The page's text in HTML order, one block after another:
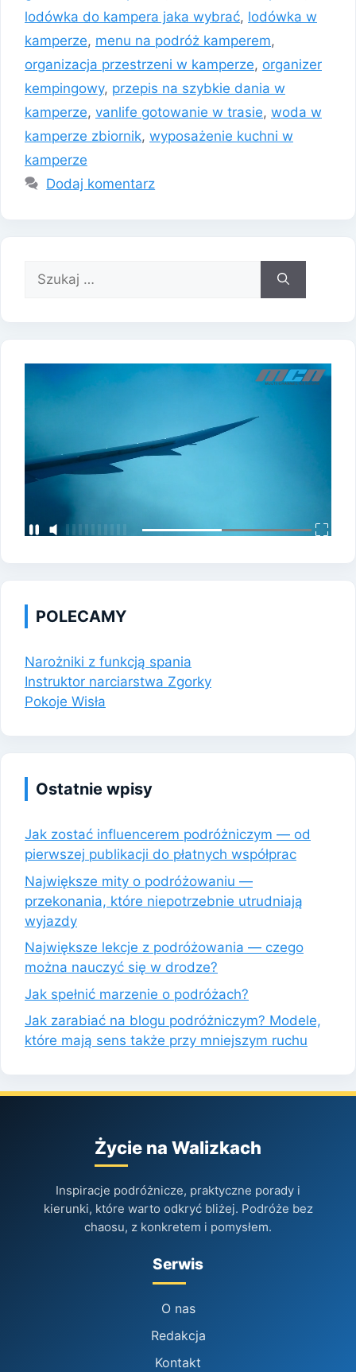
lodówka do kampera jaka wybrać, lodówka w
kamperze, menu na podróż kamperem,
organizacja przestrzeni w kamperze, organizer
kempingowy, przepis na szybkie dania w
kamperze, vanlife gotowanie w trasie, woda w
kamperze zbiornik, wyposażenie kuchni w
kamperze
Dodaj komentarz
Szukaj:
POLECAMY
Narożniki z funkcją spania
Instruktor narciarstwa Zgorky
Pokoje Wisła
Ostatnie wpisy
Jak zostać influencerem podróżniczym — od
pierwszej publikacji do płatnych współprac
Największe mity o podróżowaniu —
przekonania, które niepotrzebnie utrudniają
wyjazdy
Największe lekcje z podróżowania — czego
można nauczyć się w drodze?
Jak spełnić marzenie o podróżach?
Jak zarabiać na blogu podróżniczym? Modele,
które mają sens także przy mniejszym ruchu
Życie na Walizkach
Inspiracje podróżnicze, praktyczne porady i
kierunki, które warto odkryć bliżej. Podróże bez
chaosu, z konkretem i pomysłem.
Serwis
O nas
Redakcja
Kontakt